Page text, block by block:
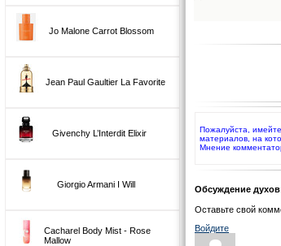
Jo Malone Carrot Blossom
Jean Paul Gaultier La Favorite
Givenchy L’Interdit Elixir
Giorgio Armani I Will
Cacharel Body Mist - Rose
Mallow
Пожалуйста,
материалов, на
Мнение
Обсуждение духов
Оставьте свой
Войдите